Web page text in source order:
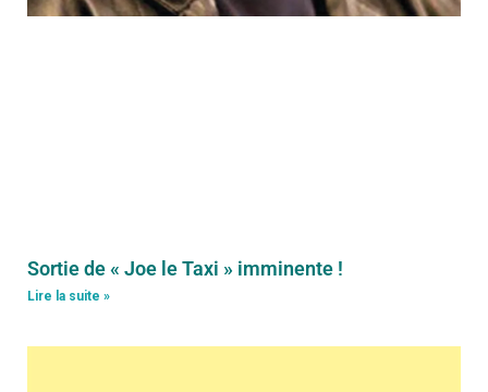
Sortie de « Joe le Taxi » imminente !
Lire la suite »